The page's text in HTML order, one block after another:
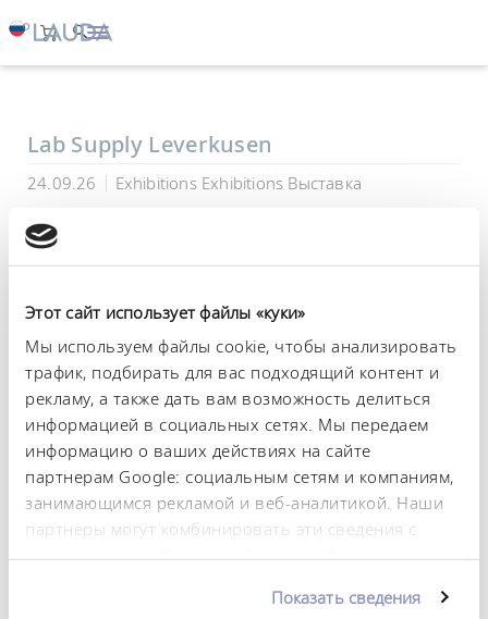
Этот сайт использует файлы «куки»
Мы используем файлы cookie, чтобы анализировать
трафик, подбирать для вас подходящий контент и
рекламу, а также дать вам возможность делиться
информацией в социальных сетях. Мы передаем
информацию о ваших действиях на сайте
партнерам Google: социальным сетям и компаниям,
занимающимся рекламой и веб-аналитикой. Наши
партнеры могут комбинировать эти сведения с
предоставленной вами информацией, а также
использовании вами их сервисов. Вы можете
Показать сведения
Lab Supply Leverkusen
24.09.26 Exhibitions Exhibitions Выставка
Леверкузен, Германия
https://www.lab-supply.info/en-gb/besuchen/leverkusen
Back